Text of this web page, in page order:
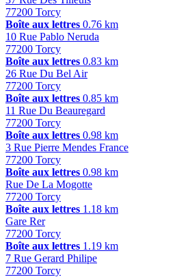
77200 Torcy
Boîte aux lettres 0.76 km
10 Rue Pablo Neruda
77200 Torcy
Boîte aux lettres 0.83 km
26 Rue Du Bel Air
77200 Torcy
Boîte aux lettres 0.85 km
11 Rue Du Beauregard
77200 Torcy
Boîte aux lettres 0.98 km
3 Rue Pierre Mendes France
77200 Torcy
Boîte aux lettres 0.98 km
Rue De La Mogotte
77200 Torcy
Boîte aux lettres 1.18 km
Gare Rer
77200 Torcy
Boîte aux lettres 1.19 km
7 Rue Gerard Philipe
77200 Torcy